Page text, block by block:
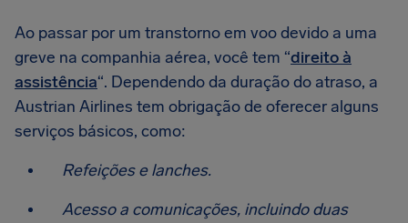
Ao passar por um transtorno em voo devido a uma
greve na companhia aérea, você tem “direito à
assistência“. Dependendo da duração do atraso, a
Austrian Airlines tem obrigação de oferecer alguns
serviços básicos, como:
Refeições e lanches.
Acesso a comunicações, incluindo duas